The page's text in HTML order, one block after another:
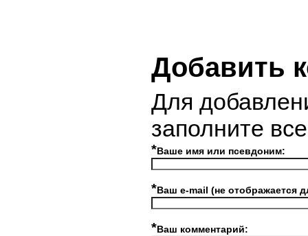
Добавить
Для
заполните
*Ваше имя или псевдоним:
*Ваш e-mail (не отображается
*Ваш комментарий: